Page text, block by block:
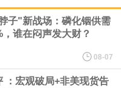
网上路演时表示，报告期内，公司
、7,001.70万元、14,496.56万
，呈快速增长趋势，并形成多项
子"新战场：磷化铟供需
谁在闷声发大财？
08-07
：宏观破局+非美现货告